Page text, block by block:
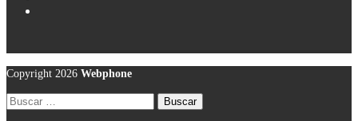
Copyright 2026 Webphone
Buscar: